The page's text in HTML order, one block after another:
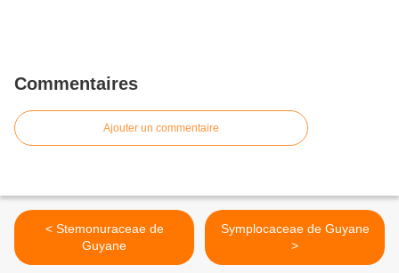
Commentaires
Ajouter un commentaire
< Stemonuraceae de
Guyane
Symplocaceae de Guyane
>